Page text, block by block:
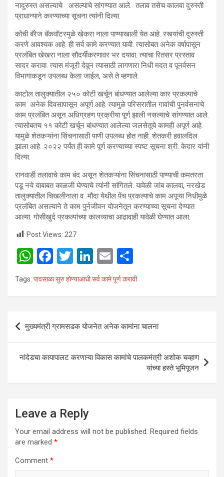
नादुरुस्त असल्याचे असल्याचे सांगण्यात आले. तलाव तसेच कालवा दुरुस्ती
प्राधान्याने करण्याच्या सूचना त्यांनी दिल्या.
कोची बॅरेज बॅकवॉटरमुळे खेकरा नाला पाण्याखाली येत आहे. रस्त्यांची दुरुस्ती
करणे आवश्यक आहे. ही सर्व कामे करण्यात यावी. त्यासोबत अनेक वर्षापासून
प्रलंबित खेखरा नाला सौदर्यीकरणावर भर दयावा. त्याचा रितसर प्रस्ताव
सादर करावा. त्यास मंजूरी देवून त्यासाठी लागणारा निधी मदत व पूनर्वसन
विभागाकडून उपलब्ध केला जाईल, असे ते म्हणाले.
काटोल तालुक्यातील २५० कोटी खर्चून बांधण्यात आलेल्या कार प्रकल्पाचे
काम अनेक दिवसापासून अपूर्ण आहे. त्यामुळे परिसरातील गावांची पुनर्वसनाचे
काम प्रलंबित असून अधिग्रहण प्रक्रीया पूर्ण झाली नसल्याचे सांगण्यात आले.
त्यासोबतच ११ कोटी खर्चून बांधण्यात आलेल्या जलसेतूचे कामही अपूर्ण आहे.
यामुळे शेतकऱ्यांना सिंचनासाठी पाणी उपलब्ध होत नाही. शेतकरी हवालदिल
झाला आहे. २०२२ पर्यंत ही कामे पूर्ण करण्याच्या स्पष्ट सूचना श्री. केदार यांनी
दिल्या.
रानवाडी तलावाचे काम बंद असून शेतकऱ्यांना सिंचनासाठी पाण्याची कमतरता
पडू नये याबाबत काळजी घेण्याचे त्यांनी सांगितले. यावेळी जांब कालवा, नरखेड
तालुक्यातील चिखलीनाला व मौदा येथील पेंच प्रकल्पाचे काम अपूऱ्या निधीमुळे
प्रलंबित असल्याने ते काम पुर्नजीवन योजनेतून करण्याच्या सूचना देण्यात
आल्या. गोसीखुर्द प्रकल्पांच्या कालव्याचा आढावाही यावेळी घेण्यात आला.
Post Views: 227
W
h
at
A
p
F
a
ce
o
o
k
T
wi
tt
Li
n
ke
n
E
m
ail
h
ar
Tags: पावसाळा सुरु होण्याआधी सर्व कामे पूर्ण करावी
Post
navigation
मुख्यमंत्री ग्रामसडक योजनेत अनेक कामांना चालना
नांदेडचा कायापालट करणाऱ्या विकास कामांचे पालकमंत्री अशोक चव्हाण
यांच्या हस्ते भू‍मिपूजन
Leave a Reply
Your email address will not be published. Required fields
are marked *
Comment *